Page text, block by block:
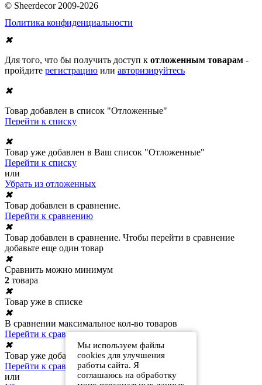
© Sheerdecor 2009-2026
Политика конфиденциальности
Мы используем файлы
cookies для улучшения
работы сайта. Я
соглашаюсь на обработку
✖
Для того, что бы получить доступ к отложенным товарам -
пройдите регистрацию или авторизируйтесь
✖
Товар добавлен в список "Отложенные"
Перейти к списку
✖
Товар уже добавлен в Ваш список "Отложенные"
Перейти к списку
или
Убрать из отложенных
✖
Товар добавлен в сравнение.
Перейти к сравнению
✖
Товар добавлен в сравнение. Чтобы перейти в сравнение
добавьте еще один товар
✖
Сравнить можно минимум
2 товара
✖
Товар уже в списке
✖
В сравнении максимальное кол-во товаров
Перейти к сравнению
✖
Товар уже добавлен в сравнение
Перейти к сравнению
или